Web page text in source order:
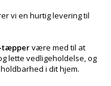
vi en hurtig levering til
tæppervære med til at
lette vedligeholdelse, og
i dit hjem.